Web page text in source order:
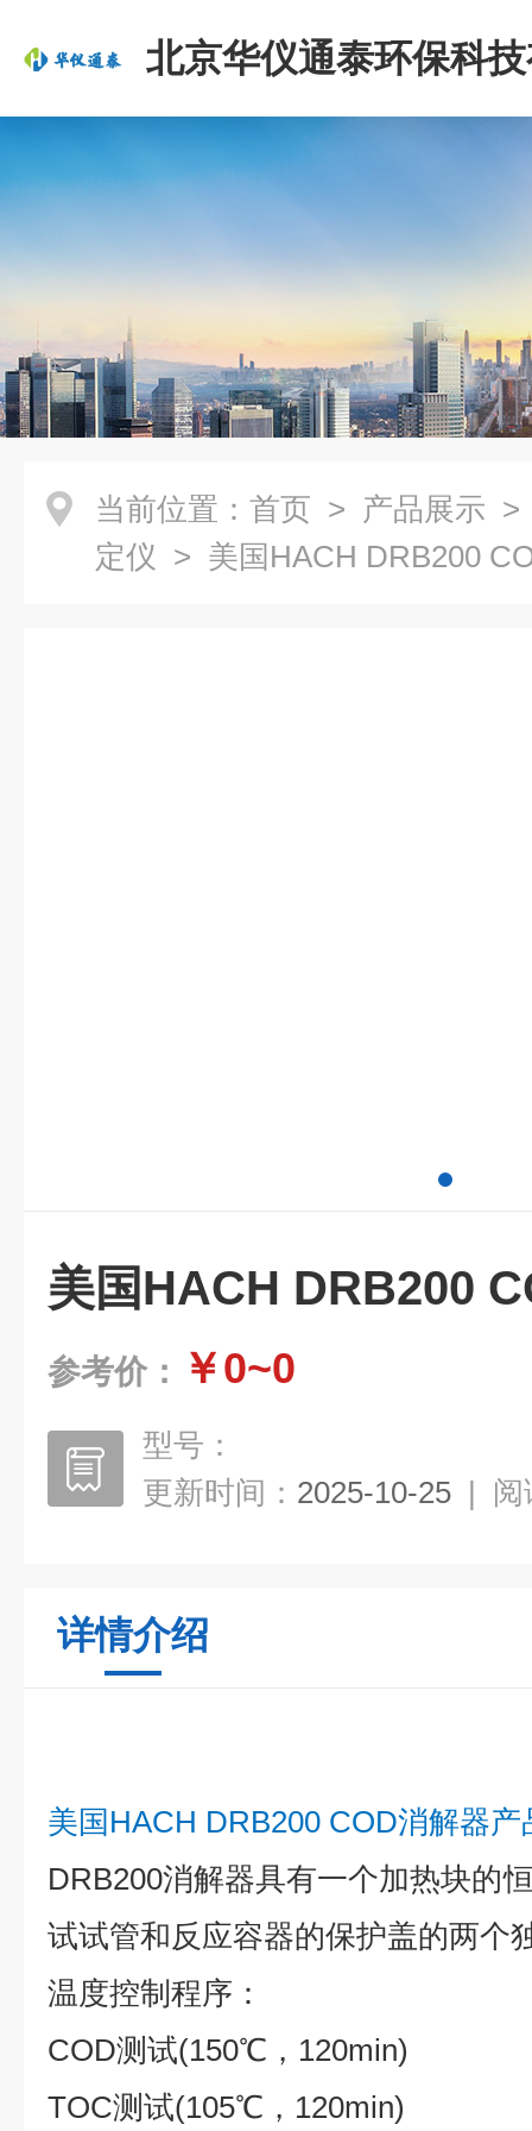
北京华仪通泰环保科
司
当前位置： 首页 > 产品展示
定仪 > 美国HACH DRB200
美国HACH DRB200
参考价： ￥0~0
型号：
更新时间： 2025-10-25 | 阅
详情介绍
美国HACH DRB200 COD消解器产
DRB200消解器具有一个加热块的
试试管和反应容器的保护盖的两个
温度控制程序：
COD测试(150℃，120min)
TOC测试(105℃，120min)